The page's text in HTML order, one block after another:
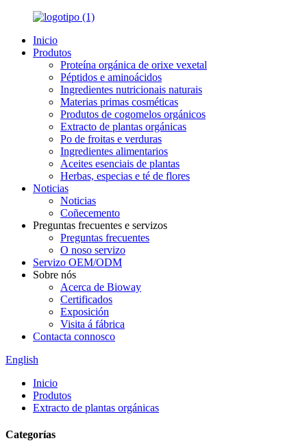
Inicio
Produtos
Proteína orgánica de orixe vexetal
Péptidos e aminoácidos
Ingredientes nutricionais naturais
Materias primas cosméticas
Produtos de cogomelos orgánicos
Extracto de plantas orgánicas
Po de froitas e verduras
Ingredientes alimentarios
Aceites esenciais de plantas
Herbas, especias e té de flores
Noticias
Noticias
Coñecemento
Preguntas frecuentes e servizos
Preguntas frecuentes
O noso servizo
Servizo OEM/ODM
Sobre nós
Acerca de Bioway
Certificados
Exposición
Visita á fábrica
Contacta connosco
English
Inicio
Produtos
Extracto de plantas orgánicas
Categorías